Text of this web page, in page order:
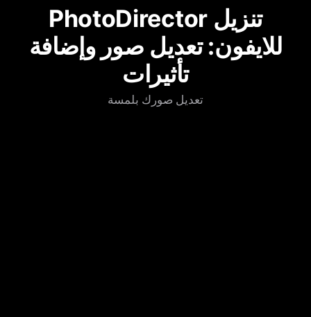
تنزيل PhotoDirector
للايفون: تعديل صور وإضافة
تأثيرات
تعديل صورك بلمسة